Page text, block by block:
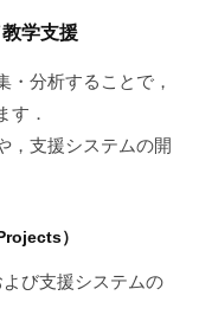
学支援
分析することで，
す．
，支援システムの開
）
び支援システムの